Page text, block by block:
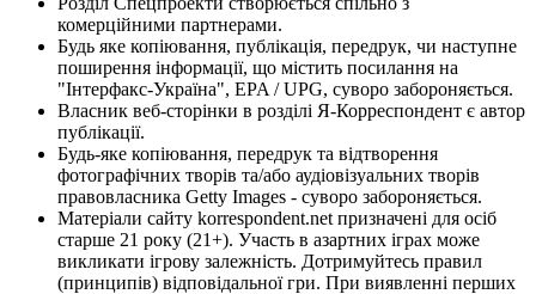
комерційними партнерами.
Будь яке копіювання, публікація, передрук, чи наступне
поширення інформації, що містить посилання на
"Інтерфакс-Україна", EPA / UPG, суворо забороняється.
Власник веб-сторінки в розділі Я-Корреспондент є автор
публікації.
Будь-яке копіювання, передрук та відтворення
фотографічних творів та/або аудіовізуальних творів
правовласника Getty Images - суворо забороняється.
Матеріали сайту korrespondent.net призначені для осіб
старше 21 року (21+). Участь в азартних іграх може
викликати ігрову залежність. Дотримуйтесь правил
(принципів) відповідальної гри. При виявленні перших